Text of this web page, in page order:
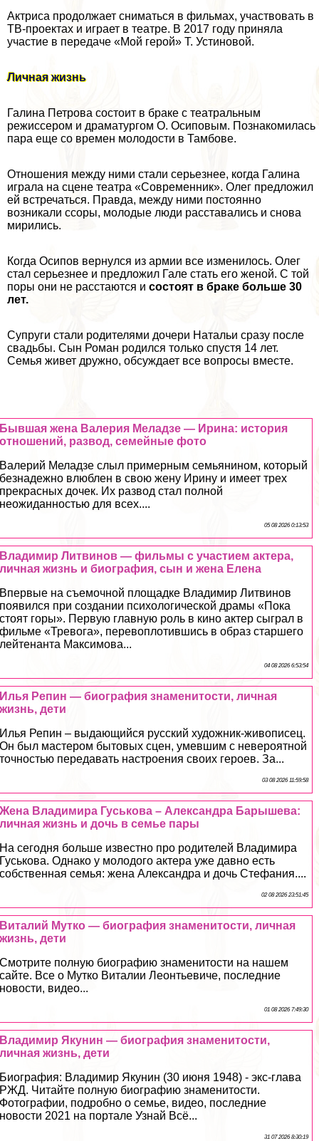
Актриса продолжает сниматься в фильмах, участвовать в
ТВ-проектах и играет в театре. В 2017 году приняла
участие в передаче «Мой герой» Т. Устиновой.
Личная жизнь
Галина Петрова состоит в бpaке с театральным
режиссером и драматургом О. Осиповым. Познакомилась
пара еще со времен молодости в Тамбове.
Отношения между ними стали серьезнее, когда Галина
играла на сцене театра «Современник». Олег предложил
ей встречаться. Правда, между ними постоянно
возникали ссоры, молодые люди расставались и снова
мирились.
Когда Осипов вернулся из армии все изменилось. Олег
стал серьезнее и предложил Гале стать его женой. С той
поры они не расстаются и состоят в бpaке больше 30
лет.
Супруги стали родителями дочери Натальи сразу после
свадьбы. Сын Роман родился только спустя 14 лет.
Семья живет дружно, обсуждает все вопросы вместе.
Бывшая жена Валерия Меладзе — Ирина: история
отношений, развод, семейные фото
Валерий Меладзе слыл примерным семьянином, который
безнадежно влюблен в свою жену Ирину и имеет трех
прекрасных дочек. Их развод стал полной
неожиданностью для всех....
05 08 2026 0:13:53
Владимир Литвинов — фильмы с участием актера,
личная жизнь и биография, сын и жена Елена
Впервые на съемочной площадке Владимир Литвинов
появился при создании психологической драмы «Пока
стоят горы». Первую главную роль в кино актер сыграл в
фильме «Тревога», перевоплотившись в образ старшего
лейтенанта Максимова...
04 08 2026 6:53:54
Илья Репин — биография знаменитости, личная
жизнь, дети
Илья Репин – выдающийся русский художник-живописец.
Он был мастером бытовых сцен, умевшим с невероятной
точностью передавать настроения своих героев. За...
03 08 2026 11:59:58
Жена Владимира Гуськова – Александра Барышева:
личная жизнь и дочь в семье пары
На сегодня больше известно про родителей Владимира
Гуськова. Однако у молодого актера уже давно есть
собственная семья: жена Александра и дочь Стефания....
02 08 2026 23:51:45
Виталий Мутко — биография знаменитости, личная
жизнь, дети
Смотрите полную биографию знаменитости на нашем
сайте. Все о Мутко Виталии Леонтьевиче, последние
новости, видео...
01 08 2026 7:49:30
Владимир Якyнин — биография знаменитости,
личная жизнь, дети
Биография: Владимир Якyнин (30 июня 1948) - экс-глава
РЖД. Читайте полную биографию знаменитости.
Фотографии, подробно о семье, видео, последние
новости 2021 на портале Узнай Всё...
31 07 2026 8:30:19